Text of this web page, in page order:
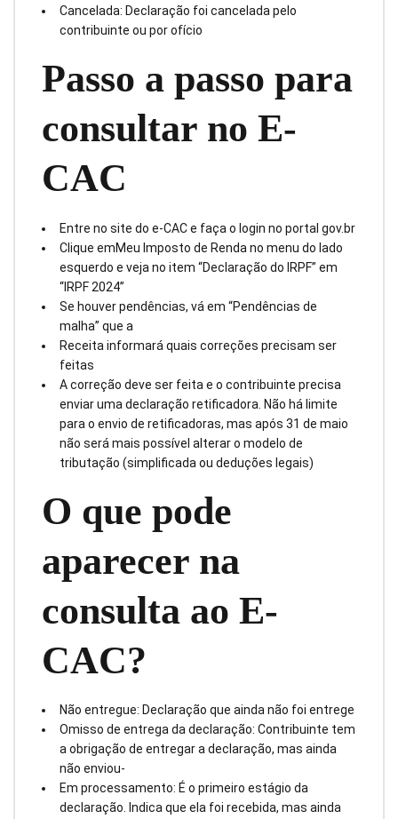
Cancelada: Declaração foi cancelada pelo
contribuinte ou por ofício
Passo a passo para
consultar no E-
CAC
Entre no site do e-CAC e faça o login no portal gov.br
Clique emMeu Imposto de Renda no menu do lado
esquerdo e veja no item “Declaração do IRPF” em
“IRPF 2024”
Se houver pendências, vá em “Pendências de
malha” que a
Receita informará quais correções precisam ser
feitas
A correção deve ser feita e o contribuinte precisa
enviar uma declaração retificadora. Não há limite
para o envio de retificadoras, mas após 31 de maio
não será mais possível alterar o modelo de
tributação (simplificada ou deduções legais)
O que pode
aparecer na
consulta ao E-
CAC?
Não entregue: Declaração que ainda não foi entrege
Omisso de entrega da declaração: Contribuinte tem
a obrigação de entregar a declaração, mas ainda
não enviou-
Em processamento: É o primeiro estágio da
declaração. Indica que ela foi recebida, mas ainda